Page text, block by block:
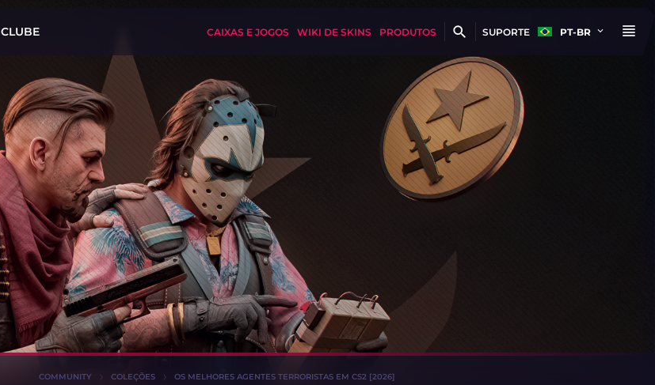
CLUBE CAIXAS E JOGOS WIKI DE SKINS PRODUTOS SUPORTE PT-BR
COMMUNITY COLEÇÕES OS MELHORES AGENTES TERRORISTAS EM CS2 [2026]